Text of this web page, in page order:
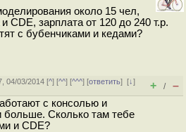
около 15 чел,
CDE, зарплата от 120 до 240 т.р.
с бубенчиками и кедами?
04/03/2014 [^] [^^] [^^^] [ответить][↓]
+ / –
с консолью и
больше. Сколько там тебе
и CDE?